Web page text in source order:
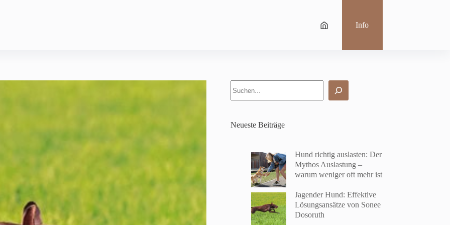
Info
Neueste Beiträge
Hund richtig auslasten: Der
Mythos Auslastung –
warum weniger oft mehr ist
Jagender Hund: Effektive
Lösungsansätze von Sonee
Dosoruth